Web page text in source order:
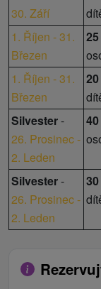
30. Září
1. Říjen - 31.
Březen
1. Říjen - 31.
Březen
Silvester-
26. Prosinec -
2. Leden
Silvester-
26. Prosinec -
2. Leden